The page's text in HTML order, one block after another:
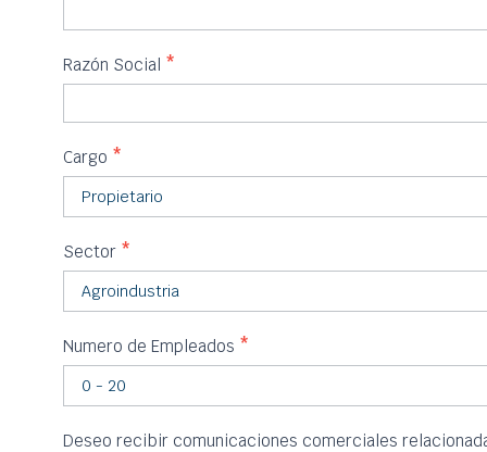
Razón Social *
Cargo *
Sector *
Numero de Empleados *
Deseo recibir comunicaciones comerciales